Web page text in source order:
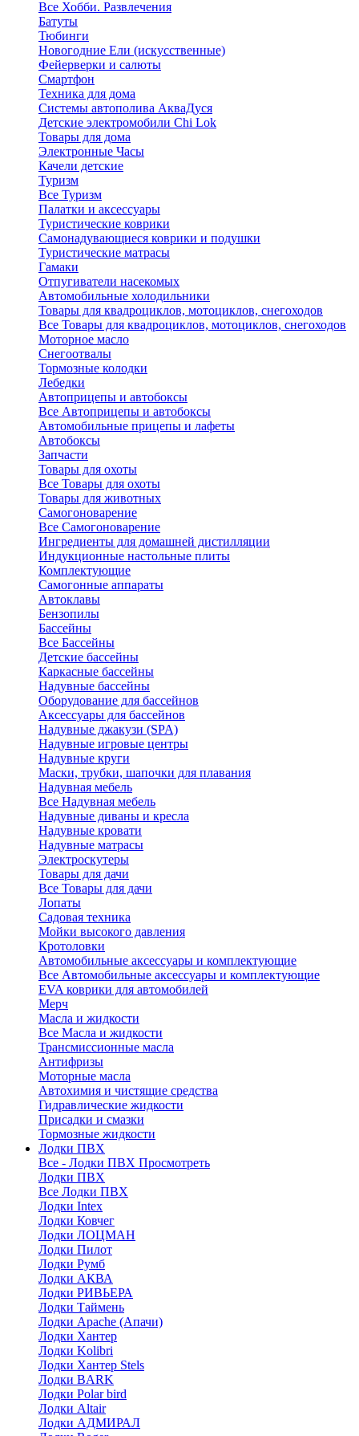
Все Хобби. Развлечения
Батуты
Тюбинги
Новогодние Ели (искусственные)
Фейерверки и салюты
Смартфон
Техника для дома
Системы автополива АкваДуся
Детские электромобили Chi Lok
Товары для дома
Электронные Часы
Качели детские
Туризм
Все Туризм
Палатки и аксессуары
Туристические коврики
Самонадувающиеся коврики и подушки
Туристические матрасы
Гамаки
Отпугиватели насекомых
Автомобильные холодильники
Товары для квадроциклов, мотоциклов, снегоходов
Все Товары для квадроциклов, мотоциклов, снегоходов
Моторное масло
Снегоотвалы
Тормозные колодки
Лебедки
Автоприцепы и автобоксы
Все Автоприцепы и автобоксы
Автомобильные прицепы и лафеты
Автобоксы
Запчасти
Товары для охоты
Все Товары для охоты
Товары для животных
Самогоноварение
Все Самогоноварение
Ингредиенты для домашней дистилляции
Индукционные настольные плиты
Комплектующие
Самогонные аппараты
Автоклавы
Бензопилы
Бассейны
Все Бассейны
Детские бассейны
Каркасные бассейны
Надувные бассейны
Оборудование для бассейнов
Аксессуары для бассейнов
Надувные джакузи (SPA)
Надувные игровые центры
Надувные круги
Маски, трубки, шапочки для плавания
Надувная мебель
Все Надувная мебель
Надувные диваны и кресла
Надувные кровати
Надувные матрасы
Электроскутеры
Товары для дачи
Все Товары для дачи
Лопаты
Садовая техника
Мойки высокого давления
Кротоловки
Автомобильные аксессуары и комплектующие
Все Автомобильные аксессуары и комплектующие
EVA коврики для автомобилей
Мерч
Масла и жидкости
Все Масла и жидкости
Трансмиссионные масла
Антифризы
Моторные масла
Автохимия и чистящие средства
Гидравлические жидкости
Присадки и смазки
Тормозные жидкости
Лодки ПВХ
Все - Лодки ПВХ Просмотреть
Лодки ПВХ
Все Лодки ПВХ
Лодки Intex
Лодки Ковчег
Лодки ЛОЦМАН
Лодки Пилот
Лодки Румб
Лодки АКВА
Лодки РИВЬЕРА
Лодки Таймень
Лодки Apache (Апачи)
Лодки Хантер
Лодки Kolibri
Лодки Хантер Stels
Лодки BARK
Лодки Polar bird
Лодки Altair
Лодки АДМИРАЛ